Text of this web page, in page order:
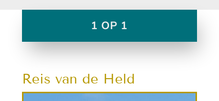
1 OP 1
Reis van de Held